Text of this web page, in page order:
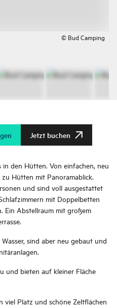
© Bud Camping
Jetzt buchen
den Hütten. Von einfachen, neu
Hütten mit Panoramablick.
und sind voll ausgestattet
mit Doppelbetten
Ein Abstellraum mit großem
sind aber neu gebaut und
und bieten auf kleiner Fläche
viel Platz und schöne Zeltflächen